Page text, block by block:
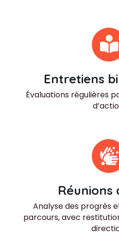
Entretiens
Évaluations régulières
Réunions
Analyse des progrès
parcours, avec